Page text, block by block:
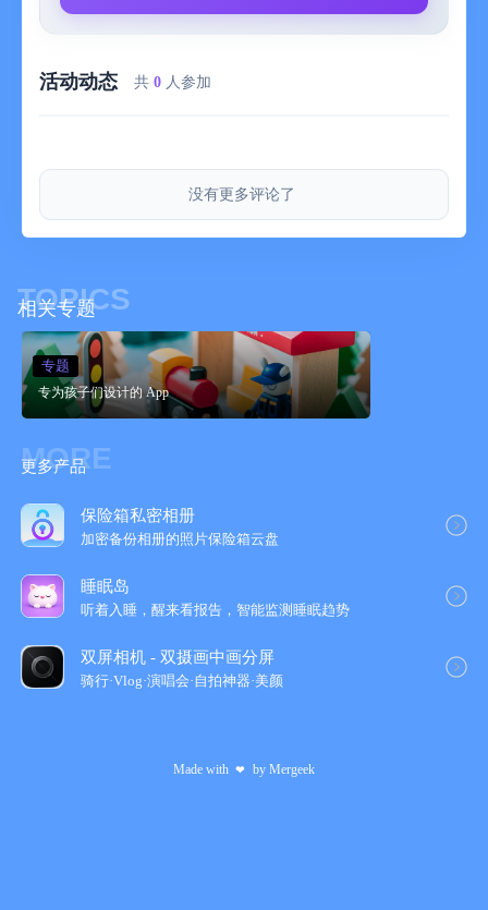
app@labolado.com与我们联系。
Labo Brick Train is a fantastic game that can inspire children's
driving app that provides a virtual sandbox where children can
locomotive templates to choose from, ranging from old-
fashioned steam trains to powerful diesel locomotives and
modern high-speed trains. Alternatively, they may create their
on the railway.
Labo Brick Train provides children with an enjoyable and
educational experience. Its platform offers limitless possibilities
for creativity and exploration, and encourages children to think
and problem-solve through play.
“There are no rules here -- we're trying to accomplish
- Features
2. Over 60 classical locomotive templates available in Template
Mode
colors
4. Classic train wheels and a wide selection of stickers
6. Share your customized trains with other players and browse
or download trains created by others online.
information or incorporate any third-party advertising in our apps.
活动动态 共 0 人参加
没有更多评论了
TOPICS
相关专题
专为孩子们设计的 App
专题
MORE
更多产品
保险箱私密相册
加密备份相册的照片保险箱云‪盘‬
睡眠岛
听着入睡，醒来看报告，智能监测睡眠趋势
双屏相机 - 双摄画中画分屏
骑行·Vlog·演唱会·自拍神器·美颜
Made with ❤ by Mergeek